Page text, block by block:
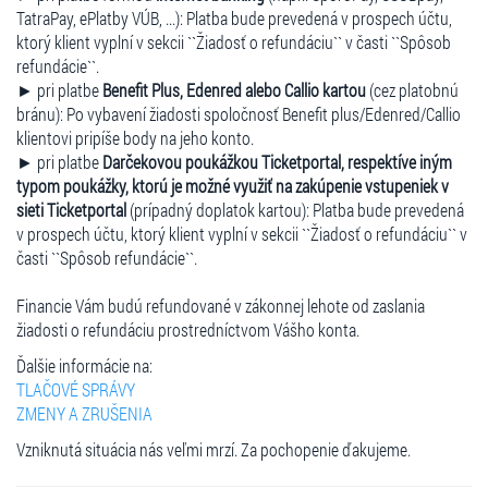
TatraPay, ePlatby VÚB, ...): Platba bude prevedená v prospech účtu,
ktorý klient vyplní v sekcii ``Žiadosť o refundáciu`` v časti ``Spôsob
refundácie``.
► pri platbeBenefit Plus, Edenred alebo Callio kartou(cez platobnú
bránu): Po vybavení žiadosti spoločnosť Benefit plus/Edenred/Callio
klientovi pripíše body na jeho konto.
► pri platbeDarčekovou poukážkou Ticketportal, respektíve iným
typom poukážky, ktorú je možné využiť na zakúpenie vstupeniek v
sieti Ticketportal(prípadný doplatok kartou): Platba bude prevedená
v prospech účtu, ktorý klient vyplní v sekcii ``Žiadosť o refundáciu`` v
časti ``Spôsob refundácie``.
Financie Vám budú refundované v zákonnej lehote od zaslania
žiadosti o refundáciu prostredníctvom Vášho konta.
Ďalšie informácie na:
TLAČOVÉ SPRÁVY
ZMENY A ZRUŠENIA
Vzniknutá situácia nás veľmi mrzí. Za pochopenie ďakujeme.